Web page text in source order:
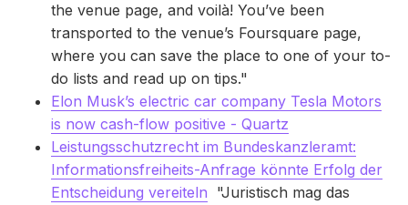
the venue page, and voilà! You’ve been
transported to the venue’s Foursquare page,
where you can save the place to one of your to-
do lists and read up on tips."
Elon Musk’s electric car company Tesla Motors
is now cash-flow positive - Quartz
Leistungsschutzrecht im Bundeskanzleramt:
Informationsfreiheits-Anfrage könnte Erfolg der
Entscheidung vereiteln "Juristisch mag das